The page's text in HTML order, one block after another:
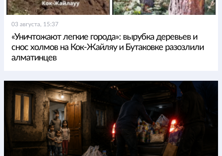
03 августа, 15:37
«Уничтожают легкие города»: вырубка деревьев и
снос холмов на Кок-Жайляу и Бутаковке разозлили
алматинцев